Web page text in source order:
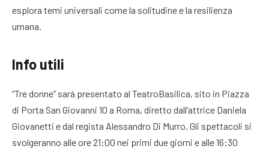
esplora temi universali come la solitudine e la resilienza
umana.
Info utili
“Tre donne” sarà presentato al TeatroBasilica, sito in Piazza
di Porta San Giovanni 10 a Roma, diretto dall’attrice Daniela
Giovanetti e dal regista Alessandro Di Murro. Gli spettacoli si
svolgeranno alle ore 21:00 nei primi due giorni e alle 16:30